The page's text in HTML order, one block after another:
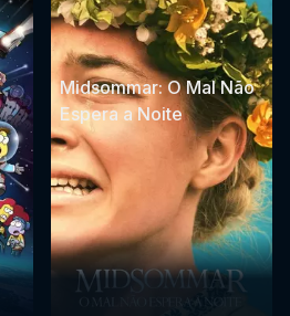
Midsommar: O Mal Não
Espera a Noite